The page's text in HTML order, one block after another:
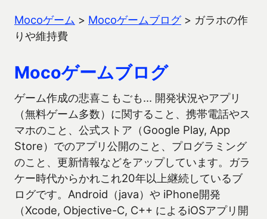
Mocoゲーム > Mocoゲームブログ> ガラホの作
りや維持費
Mocoゲームブログ
ゲーム作成の悲喜こもごも… 開発状況やアプリ
（無料ゲーム多数）に関すること、携帯電話やス
マホのこと、公式ストア（Google Play, App
Store）でのアプリ公開のこと、プログラミング
のこと、更新情報などをアップしています。ガラ
ケー時代からかれこれ20年以上継続しているブ
ログです。Android（java）や iPhone開発
（Xcode, Objective-C, C++ によるiOSアプリ開